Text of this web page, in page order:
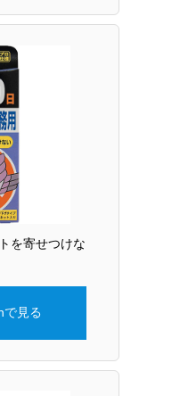
を寄せつけな
で見る